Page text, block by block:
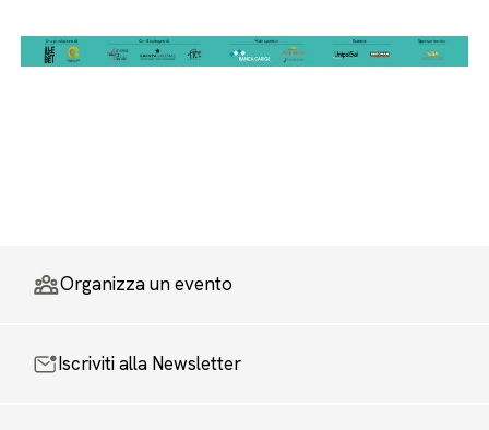
Organizza un evento
Iscriviti alla Newsletter